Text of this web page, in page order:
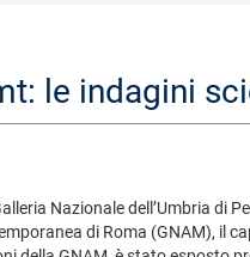
le indagini
Nazionale dell’Umbria di
di Roma (GNAM), il